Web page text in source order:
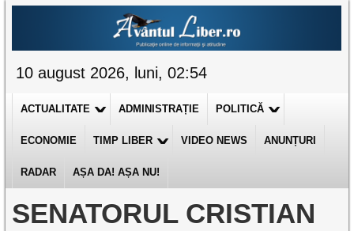
10 august 2026, luni, 02:54
ACTUALITATE ADMINISTRAȚIE POLITICĂ
ECONOMIE TIMP LIBER VIDEO NEWS ANUNȚURI
RADAR AȘA DA! AȘA NU!
SENATORUL CRISTIAN